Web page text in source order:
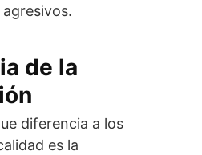
de la
diferencia a los
es la